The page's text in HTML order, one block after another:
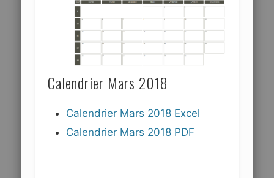
Calendrier Mars 2018
Calendrier Mars 2018 Excel
Calendrier Mars 2018 PDF